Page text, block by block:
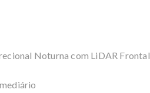
Noturna com LiDAR Frontal